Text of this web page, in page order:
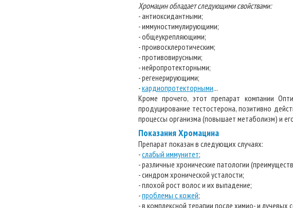
Хромацин обладает следующими свойствами:
- антиоксидантными;
- иммуностимулирующими;
- общеукрепляющими;
- проивосклеротическим;
- противовирусными;
- нейропротекторными;
- регенерирующими;
-кардиопротекторными...
Кроме прочего, этот препарат компании
продуцирование тестостерона, позитивно
процессы организма (повышает метаболизм) и
Показания Хромацина
Препарат показан в следующих случаях:
-слабый иммунитет;
- различные хронические патологии
- синдром хронической усталости;
- плохой рост волос и их выпадение;
-проблемы с кожей;
- в комплексной терапии после химио- и лучевых